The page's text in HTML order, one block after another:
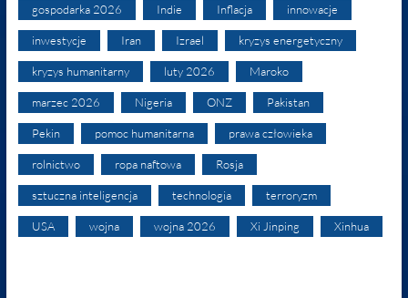
gospodarka 2026 Indie Inflacja innowacje
inwestycje Iran Izrael kryzys energetyczny
kryzys humanitarny luty 2026 Maroko
marzec 2026 Nigeria ONZ Pakistan
Pekin pomoc humanitarna prawa człowieka
rolnictwo ropa naftowa Rosja
sztuczna inteligencja technologia terroryzm
USA wojna wojna 2026 Xi Jinping Xinhua